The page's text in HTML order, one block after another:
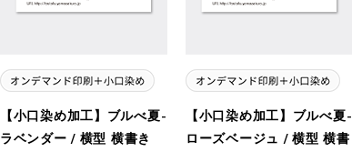
【小口染め加工】ブルべ夏-
ラベンダー / 横型 横書き
【小口染め加工】ブルべ夏-
ローズベージュ / 横型 横書